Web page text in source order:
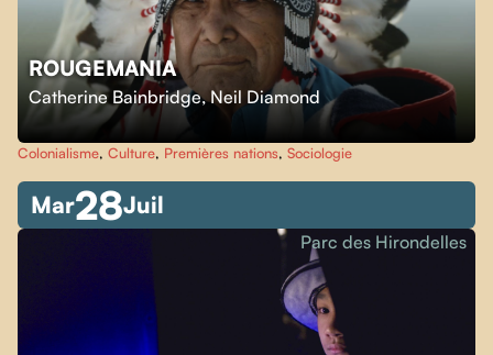
ROUGEMANIA
Catherine Bainbridge,Neil Diamond
Colonialisme, Culture, Premières nations, Sociologie
Mar28Juil
Parc des Hirondelles